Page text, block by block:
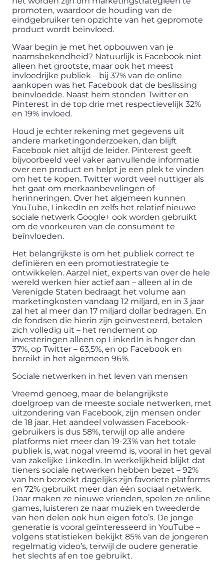
promoten, waardoor de houding van de
eindgebruiker ten opzichte van het gepromote
product wordt beïnvloed.
Waar begin je met het opbouwen van je
naamsbekendheid? Natuurlijk is Facebook niet
alleen het grootste, maar ook het meest
invloedrijke publiek – bij 37% van de online
aankopen was het Facebook dat de beslissing
beïnvloedde. Naast hem stonden Twitter en
Pinterest in de top drie met respectievelijk 32%
en 19% invloed.
Houd je echter rekening met gegevens uit
andere marketingonderzoeken, dan blijft
Facebook niet altijd de leider. Pinterest geeft
bijvoorbeeld veel vaker aanvullende informatie
over een product en helpt je een plek te vinden
om het te kopen. Twitter wordt veel nuttiger als
het gaat om merkaanbevelingen of
herinneringen. Over het algemeen kunnen
YouTube, LinkedIn en zelfs het relatief nieuwe
sociale netwerk Google+ ook worden gebruikt
om de voorkeuren van de consument te
beïnvloeden.
Het belangrijkste is om het publiek correct te
definiëren en een promotiestrategie te
ontwikkelen. Aarzel niet, experts van over de hele
wereld werken hier actief aan – alleen al in de
Verenigde Staten bedraagt ​​het volume aan
marketingkosten vandaag 12 miljard, en in 3 jaar
zal het al meer dan 17 miljard dollar bedragen. En
de fondsen die hierin zijn geïnvesteerd, betalen
zich volledig uit – het rendement op
investeringen alleen op LinkedIn is hoger dan
37%, op Twitter – 63,5%, en op Facebook en
bereikt in het algemeen 96%.
Sociale netwerken in het leven van mensen
Vreemd genoeg, maar de belangrijkste
doelgroep van de meeste sociale netwerken, met
uitzondering van Facebook, zijn mensen onder
de 18 jaar. Het aandeel volwassen Facebook-
gebruikers is dus 58%, terwijl op alle andere
platforms niet meer dan 19-23% van het totale
publiek is, wat nogal vreemd is, vooral in het geval
van zakelijke LinkedIn. In werkelijkheid blijkt dat
tieners sociale netwerken hebben bezet – 92%
van hen bezoekt dagelijks zijn favoriete platforms
en 72% gebruikt meer dan één sociaal netwerk.
Daar maken ze nieuwe vrienden, spelen ze online
games, luisteren ze naar muziek en tweederde
van hen delen ook hun eigen foto’s. De jonge
generatie is vooral geïnteresseerd in YouTube –
volgens statistieken bekijkt 85% van de jongeren
regelmatig video’s, terwijl de oudere generatie
het slechts af en toe gebruikt.